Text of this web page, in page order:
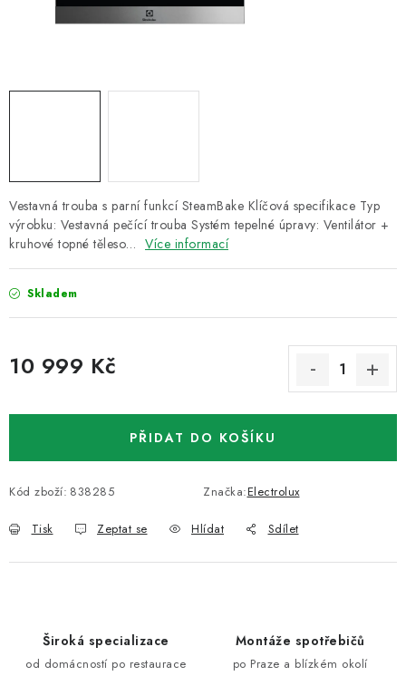
Vestavná trouba s parní funkcí SteamBake Klíčová specifikace Typ
výrobku: Vestavná pečící trouba Systém tepelné úpravy: Ventilátor +
kruhové topné těleso… Více informací
Skladem
10 999 Kč
PŘIDAT DO KOŠÍKU
Kód zboží: 838285 Značka:Electrolux
Tisk Zeptat se Hlídat Sdílet
Široká specializace
od domácností po restaurace
Montáže spotřebičů
po Praze a blízkém okolí